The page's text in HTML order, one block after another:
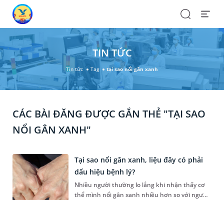
SearchOpen
TIN TỨC
Tin tức Tag tại sao nổi gân xanh
CÁC BÀI ĐĂNG ĐƯỢC GẮN THẺ "TẠI SAO
NỔI GÂN XANH"
Tại sao nổi gân xanh, liệu đây có phải
dấu hiệu bệnh lý?
Nhiều người thường lo lắng khi nhận thấy cơ
thể mình nổi gân xanh nhiều hơn so với người